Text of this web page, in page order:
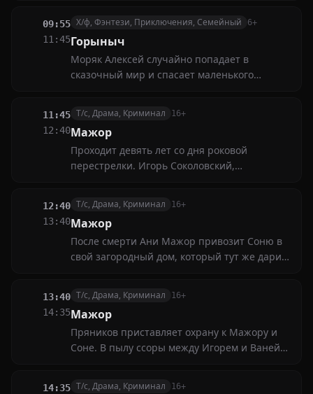
катастрофе на острове в Тихом океане, он
решает рискнуть и посадить там самолет,
чтобы спасти людей...
09:55
11:45
Х/ф, Фэнтези, Приключения, Семейный 6+
Горыныч
Моряк Алексей случайно попадает в
сказочный мир и спасает маленького
пройти множество испытаний и спасти
княжество от врагов
11:45
12:40
Т/с, Драма, Криминал 16+
Мажор
Проходит девять лет со дня роковой
перестрелки. Игорь Соколовский,
12:40
13:40
Т/с, Драма, Криминал 16+
Мажор
После смерти Ани Мажор привозит Соню в
свой загородный дом, который тут же дарит
13:40
14:35
Т/с, Драма, Криминал 16+
Мажор
Пряников приставляет охрану к Мажору и
Соне. В пылу ссоры между Игорем и Ваней
14:35 Т/с, Драма, Криминал 16+